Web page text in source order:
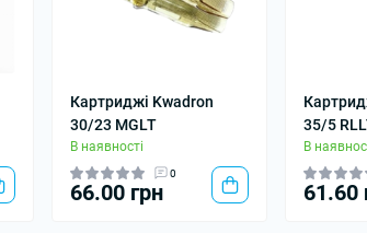
Картриджі Kwadron
30/23 MGLT
В наявності
0
66.00 грн
35/5
В
61.60